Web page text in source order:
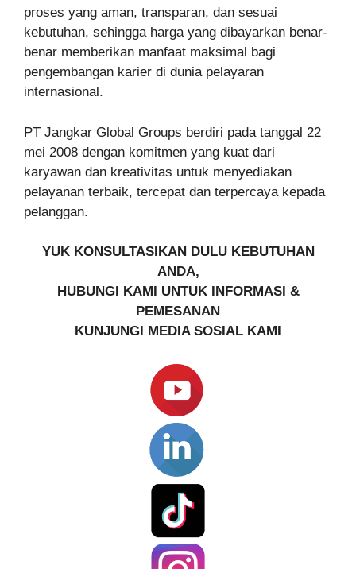
proses yang aman, transparan, dan sesuai
kebutuhan, sehingga harga yang dibayarkan benar-
benar memberikan manfaat maksimal bagi
pengembangan karier di dunia pelayaran
internasional.
PT Jangkar Global Groups berdiri pada tanggal 22
mei 2008 dengan komitmen yang kuat dari
karyawan dan kreativitas untuk menyediakan
pelayanan terbaik, tercepat dan terpercaya kepada
pelanggan.
YUK KONSULTASIKAN DULU KEBUTUHAN
ANDA,
HUBUNGI KAMI UNTUK INFORMASI &
PEMESANAN
KUNJUNGI MEDIA SOSIAL KAMI